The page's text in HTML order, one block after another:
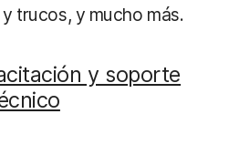
trucos, y mucho más.
y soporte